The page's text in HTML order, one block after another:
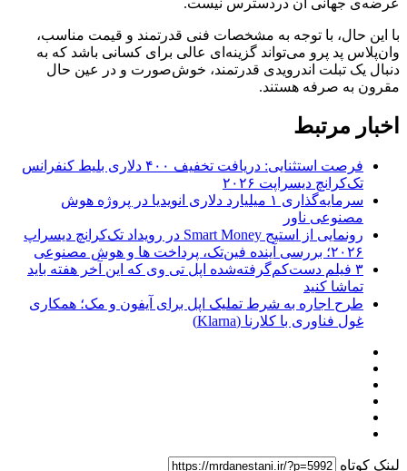
با این حال، با توجه به مشخصات فنی قدرتمند و قیمت مناسب،
وان‌پلاس پد پرو می‌تواند گزینه‌ای عالی برای کسانی باشد که به
دنبال یک تبلت اندرویدی قدرتمند، خوش‌صورت و در عین حال
مقرون به صرفه هستند.
اخبار مرتبط
فرصت استثنایی: دریافت تخفیف ۴۰۰ دلاری بلیط کنفرانس
تک‌کرانچ دیسراپت ۲۰۲۶
سرمایه‌گذاری ۱ میلیارد دلاری انویدیا در پروژه هوش
مصنوعی ناور
رونمایی از استیج Smart Money در رویداد تک‌کرانچ دیسراپ
۲۰۲۶؛ بررسی آینده فین‌تک، پرداخت‌ ها و هوش مصنوعی
۳ فیلم دست‌کم‌گرفته‌شده اپل تی وی که این آخر هفته باید
تماشا کنید
طرح اجاره به شرط تملیک اپل برای آیفون و مک؛ همکاری
غول فناوری با کلارنا (Klarna)
لینک کوتاه